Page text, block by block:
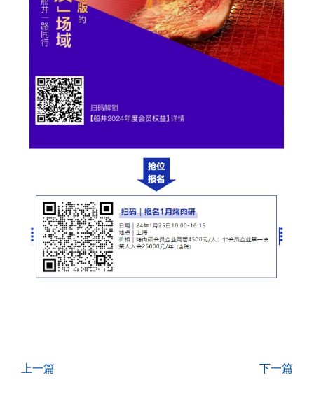
上一篇 下一篇